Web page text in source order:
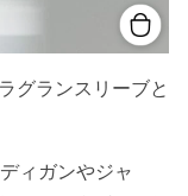
グランスリーブと
ィガンやジャ